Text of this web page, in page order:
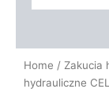
Home / Zakucia
hydrauliczne